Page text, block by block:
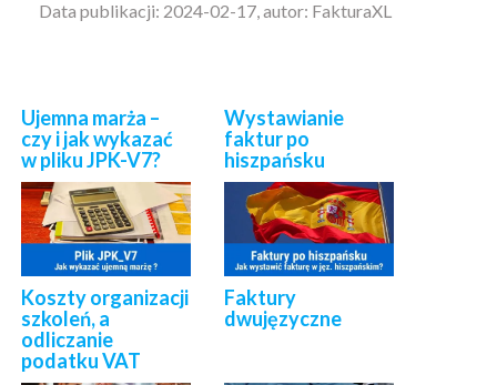
Data publikacji: 2024-02-17, autor: FakturaXL
Ujemna marża –
czy i jak wykazać
w pliku JPK-V7?
Wystawianie
faktur po
hiszpańsku
Koszty organizacji
szkoleń, a
odliczanie
podatku VAT
Faktury
dwujęzyczne